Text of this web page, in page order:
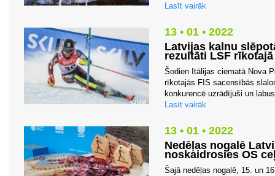
Lasīt vairāk
13 • 01 • 2022
Latvijas kalnu
rezultāti LSF
Šodien Itālijas ciematā Nova
rīkotajās FIS sacensībās
konkurencē uzrādījuši un
Lasīt vairāk
13 • 01 • 2022
Nedēļas nogalē
noskaidrosies OS
Šajā nedēļas nogalē, 15. un